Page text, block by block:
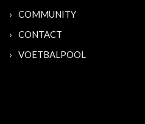
COMMUNITY
CONTACT
VOETBALPOOL